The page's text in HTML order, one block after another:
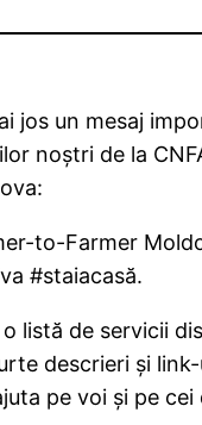
jos un mesaj
noștri de la
to-Farmer
#staiacasă.
listă de servicii
descrieri și
pe voi și pe cei